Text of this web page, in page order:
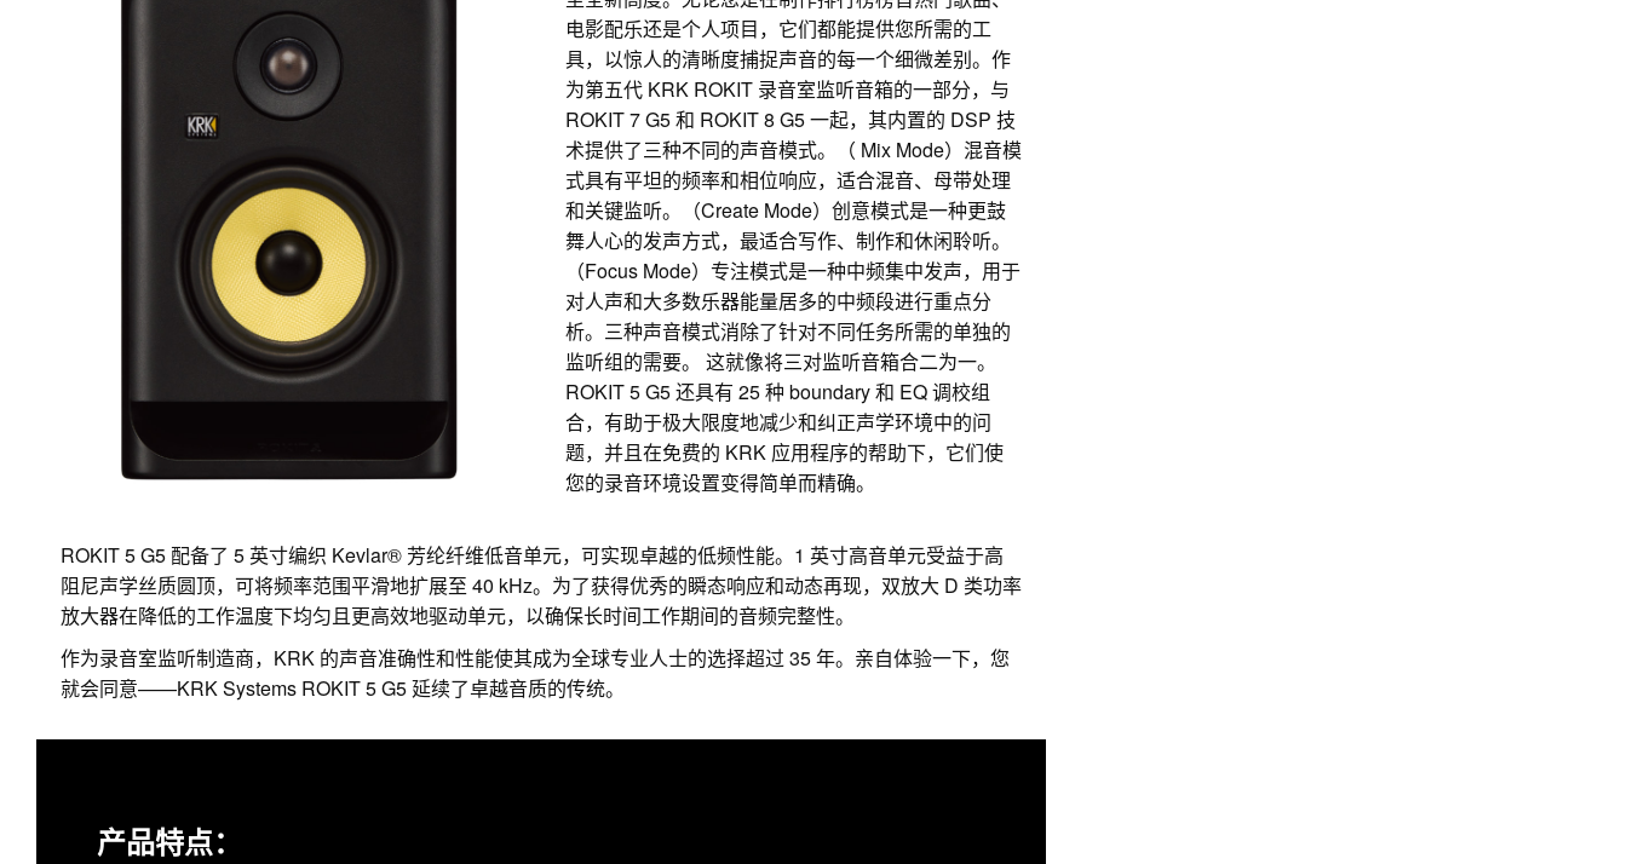
电影配乐还是个人项目，它们都能提供您所需的工
具，以惊人的清晰度捕捉声音的每一个细微差别。作
为第五代 KRK ROKIT 录音室监听音箱的一部分，与
ROKIT 7 G5 和 ROKIT 8 G5 一起，其内置的 DSP 技
术提供了三种不同的声音模式。（ Mix Mode）混音模
式具有平坦的频率和相位响应，适合混音、母带处理
和关键监听。（Create Mode）创意模式是一种更鼓
舞人心的发声方式，最适合写作、制作和休闲聆听。
（Focus Mode）专注模式是一种中频集中发声，用于
对人声和大多数乐器能量居多的中频段进行重点分
析。三种声音模式消除了针对不同任务所需的单独的
监听组的需要。 这就像将三对监听音箱合二为一。
ROKIT 5 G5 还具有 25 种 boundary 和 EQ 调校组
合，有助于极大限度地减少和纠正声学环境中的问
题，并且在免费的 KRK 应用程序的帮助下，它们使
您的录音环境设置变得简单而精确。
ROKIT 5 G5 配备了 5 英寸编织 Kevlar® 芳纶纤维低音单元，可实现卓越的低频性能。1 英寸高音单元受益于高
阻尼声学丝质圆顶，可将频率范围平滑地扩展至 40 kHz。为了获得优秀的瞬态响应和动态再现，双放大 D 类功率
放大器在降低的工作温度下均匀且更高效地驱动单元，以确保长时间工作期间的音频完整性。
作为录音室监听制造商，KRK 的声音准确性和性能使其成为全球专业人士的选择超过 35 年。亲自体验一下，您
就会同意——KRK Systems ROKIT 5 G5 延续了卓越音质的传统。
产品特点：